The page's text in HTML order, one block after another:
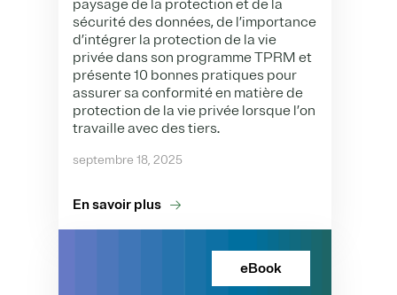
paysage de la protection et de la
sécurité des données, de l’importance
d’intégrer la protection de la vie
privée dans son programme TPRM et
présente 10 bonnes pratiques pour
assurer sa conformité en matière de
protection de la vie privée lorsque l’on
travaille avec des tiers.
septembre 18, 2025
En savoir plus
eBook